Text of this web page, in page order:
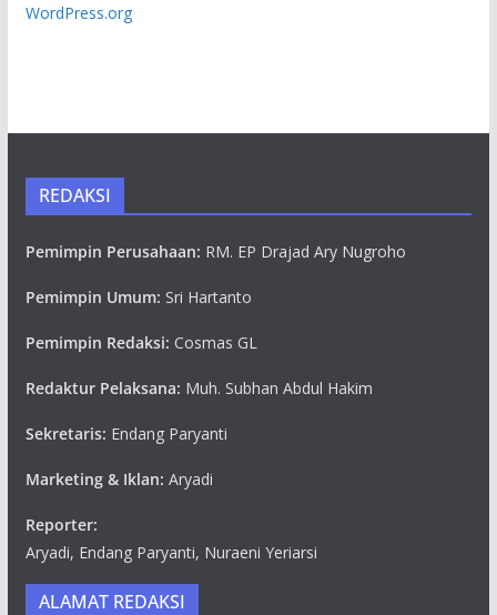
WordPress.org
REDAKSI
Pemimpin Perusahaan: RM. EP Drajad Ary Nugroho
Pemimpin Umum: Sri Hartanto
Pemimpin Redaksi: Cosmas GL
Redaktur Pelaksana: Muh. Subhan Abdul Hakim
Sekretaris: Endang Paryanti
Marketing & Iklan: Aryadi
Reporter:
Aryadi, Endang Paryanti, Nuraeni Yeriarsi
ALAMAT REDAKSI